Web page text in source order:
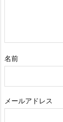
名前
メールアドレス